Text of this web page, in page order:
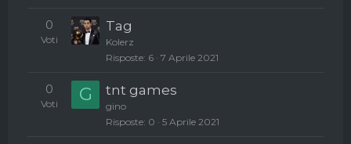
0
Voti
Tag
Kolerz
Risposte 6 7 Aprile 2021
0
Voti G tnt games
gino
Risposte 0 5 Aprile 2021